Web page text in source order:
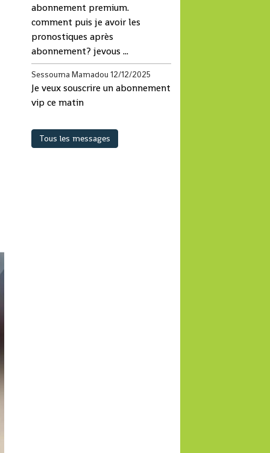
abonnement premium.
comment puis je avoir les
pronostiques après
abonnement? jevous ...
Sessouma Mamadou 12/12/2025
Je veux souscrire un abonnement
vip ce matin
Tous les messages